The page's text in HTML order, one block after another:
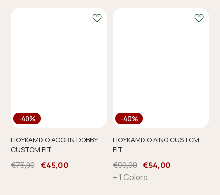
-40%
ΠΟΥΚΑΜΙΣΟ ACORN DOBBY
CUSTOM FIT
€75,00 €45,00
-40%
ΠΟΥΚΑΜΙΣΟ ΛΙΝΟ CUSTOM
FIT
€90,00 €54,00
+ 1 Colors